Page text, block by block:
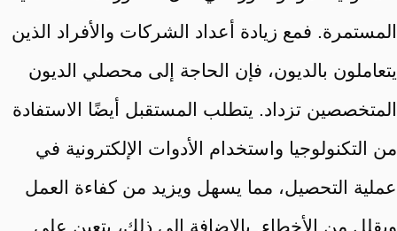
المستمرة. فمع زيادة أعداد الشركات والأفراد الذين
يتعاملون بالديون، فإن الحاجة إلى محصلي الديون
المتخصصين تزداد. يتطلب المستقبل أيضًا الاستفادة
من التكنولوجيا واستخدام الأدوات الإلكترونية في
عملية التحصيل، مما يسهل ويزيد من كفاءة العمل
ويقلل من الأخطاء. بالإضافة إلى ذلك، يتعين على